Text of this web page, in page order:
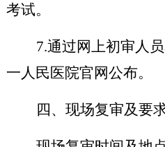
考试。
7.通过网上初审人
一人民医院官网公布。
四、现场复审及要